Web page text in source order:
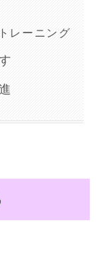
レーニング